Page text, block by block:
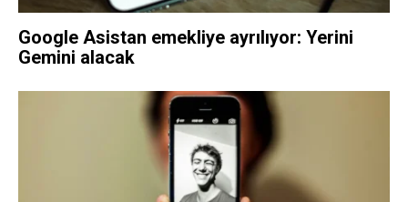
Google Asistan emekliye ayrılıyor: Yerini
Gemini alacak